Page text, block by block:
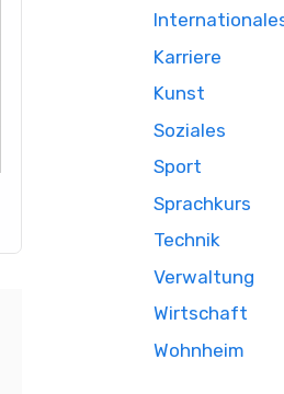
Karriere
Kunst
Soziales
Sport
Sprachkurs
Technik
Verwaltung
Wirtschaft
Wohnheim